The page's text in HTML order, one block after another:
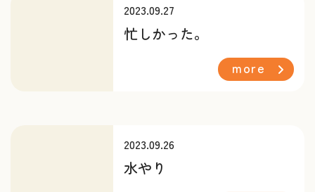
2023.09.27
忙しかった。
more
2023.09.26
水やり